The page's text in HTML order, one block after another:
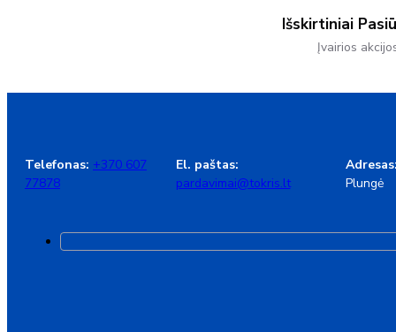
Išskirtiniai
Įvairios
Telefonas: +370 607
77878
El. paštas:
pardavimai@tokris.lt
Plungė